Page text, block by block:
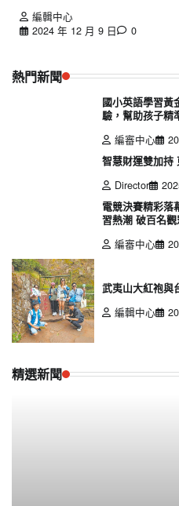
編輯中心
2024 年 12 月 9 日
0
熱門新聞
國小英語學習黃
驗，幫助孩子精
編審中心
智慧財運雙加持
Director
電競決賽精彩落
習熱潮 破百名
編審中心
武夷山大紅袍與
編輯中心
精選新聞